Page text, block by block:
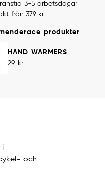
3-5 arbetsdagar
från 379 kr
produkter
HAND WARMERS
29 kr
i
och